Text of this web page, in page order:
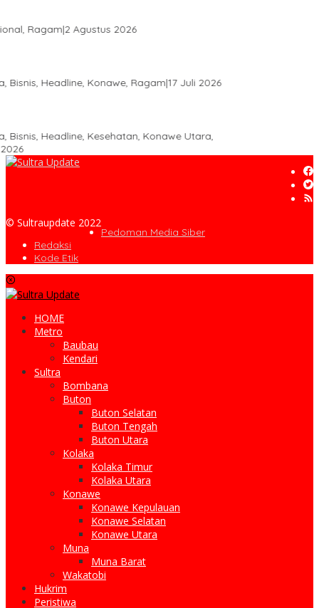
© Sultraupdate 2022
Pedoman Media Siber
Redaksi
Kode Etik
HOME
Metro
Baubau
Kendari
Sultra
Bombana
Buton
Buton Selatan
Buton Tengah
Buton Utara
Kolaka
Kolaka Timur
Kolaka Utara
Konawe
Konawe Kepulauan
Konawe Selatan
Konawe Utara
Muna
Muna Barat
Wakatobi
Hukrim
Peristiwa